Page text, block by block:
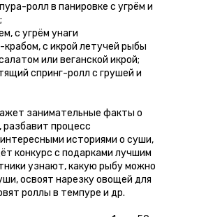
ролл в панировке с угрём и
с угрём унаги
крабом, с икрой летучей рыбы
или веганской икрой;
спринг-ролл с грушей и
занимательные факты о
разбавит процесс
историями о суши,
конкурс с подарками лучшим
узнают, какую рыбу можно
освоят нарезку овощей для
роллы в темпуре и др.